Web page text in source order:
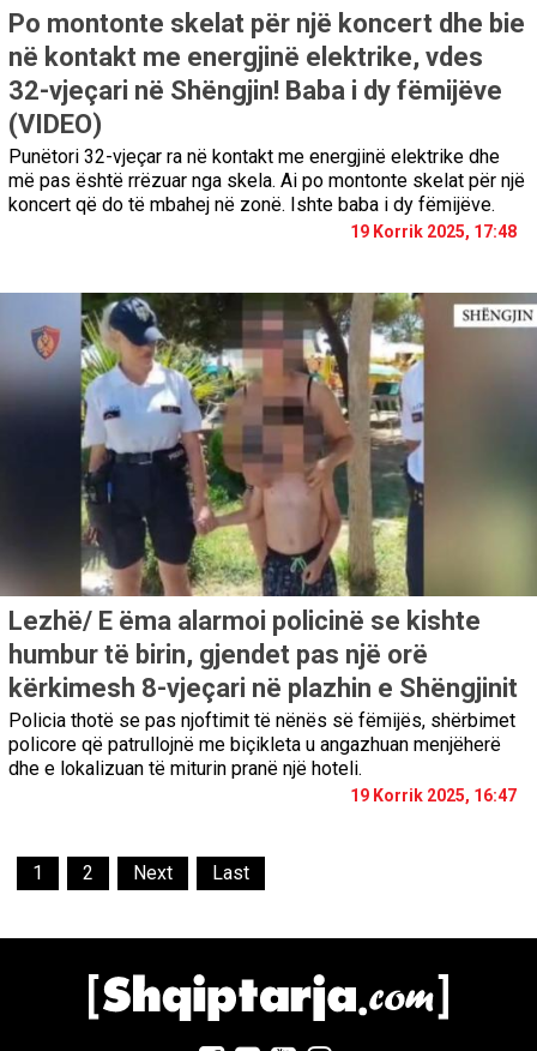
Po montonte skelat për një koncert dhe bie
në kontakt me energjinë elektrike, vdes
32-vjeçari në Shëngjin! Baba i dy fëmijëve
(VIDEO)
Punëtori 32-vjeçar ra në kontakt me energjinë elektrike dhe
më pas është rrëzuar nga skela. Ai po montonte skelat për një
koncert që do të mbahej në zonë. Ishte baba i dy fëmijëve.
19 Korrik 2025, 17:48
Lezhë/ E ëma alarmoi policinë se kishte
humbur të birin, gjendet pas një orë
kërkimesh 8-vjeçari në plazhin e Shëngjinit
Policia thotë se pas njoftimit të nënës së fëmijës, shërbimet
policore që patrullojnë me biçikleta u angazhuan menjëherë
dhe e lokalizuan të miturin pranë një hoteli.
19 Korrik 2025, 16:47
1 2 Next Last